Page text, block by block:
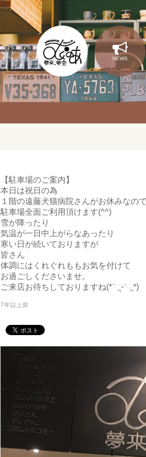
NEWS
【駐車場のご案内】
本日は祝日の為
１階の遠藤犬猫病院さんがお休みなの
駐車場全面ご利用頂けます(^^)
雪が降ったり
気温が一日中上がらなあったり
寒い日が続いておりますが
皆さん
体調にはくれぐれももお気を付けて
お過ごしくださいませ。
ご来店お待ちしておりますね(*ˊૢᵕˋૢ*)
7年以上前